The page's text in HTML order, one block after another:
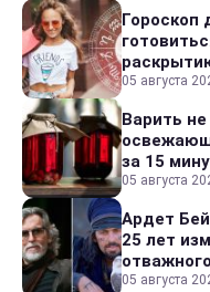
Гороскоп
05 августа
Варить
за 15
05 августа
Ардет
25 лет
05 августа